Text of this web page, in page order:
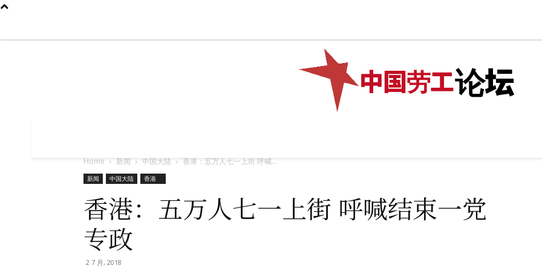
中国劳工论坛
Home 新闻 中国大陆 香港：五万人七一上街 呼喊...
新闻 中国大陆 香港
香港：五万人七一上街 呼喊结束一党
专政
2 7 月, 2018